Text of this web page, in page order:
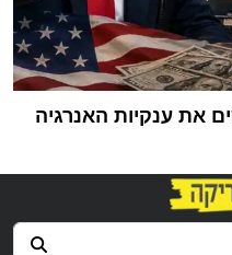
ענקיות האנרגיה